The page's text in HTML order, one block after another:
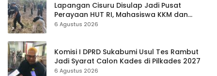
Lapangan Cisuru Disulap Jadi Pusat
Perayaan HUT RI, Mahasiswa KKM dan
Warga Satukan Tenaga
6 Agustus 2026
Komisi I DPRD Sukabumi Usul Tes Rambut
Jadi Syarat Calon Kades di Pilkades 2027
6 Agustus 2026